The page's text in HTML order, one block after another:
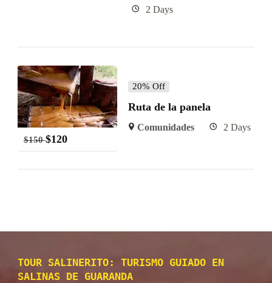
2 Days
$150 $120
20% Off
Ruta de la panela
Comunidades 2 Days
TOUR SALINERITO: TURISMO GUIADO EN
SALINAS DE GUARANDA